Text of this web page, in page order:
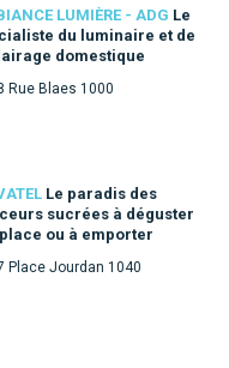
LUMIÈRE - ADG Le
du luminaire et de
domestique
Rue Blaes 1000
Le paradis des
sucrées à déguster
ou à emporter
Place Jourdan 1040